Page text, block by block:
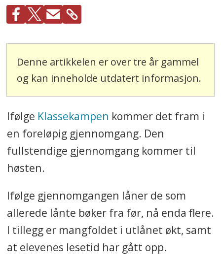
Denne artikkelen er over tre år gammel
og kan inneholde utdatert informasjon.
Ifølge Klassekampen kommer det fram i
en foreløpig gjennomgang. Den
fullstendige gjennomgang kommer til
høsten.
Ifølge gjennomgangen låner de som
allerede lånte bøker fra før, nå enda flere.
I tillegg er mangfoldet i utlånet økt, samt
at elevenes lesetid har gått opp.